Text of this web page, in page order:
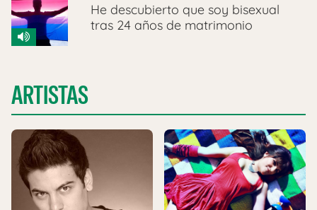
He descubierto que soy bisexual
tras 24 años de matrimonio
ARTISTAS